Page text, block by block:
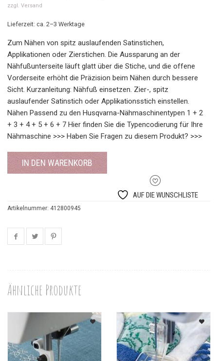
zzgl. Versand
Lieferzeit: ca. 2–3 Werktage
Zum Nähen von spitz auslaufenden Satinstichen,
Applikationen oder Zierstichen. Die Aussparung an der
Nähfußunterseite läuft glatt über die Stiche, und die offene
Vorderseite erhöht die Präzision beim Nähen durch bessere
Sicht. Kurzanleitung: Nähfuß einsetzen. Zier-, spitz
auslaufender Satinstich oder Applikationsstich einstellen.
Nähen Passend zu den Husqvarna-Nähmaschinentypen 1 + 2
+ 3 + 4 + 5 + 6 + 7 Hier finden Sie die Typencodierung für Ihre
Nähmaschine >>> Haben Sie Fragen zu diesem Produkt? >>>
IN DEN WARENKORB
AUF DIE WUNSCHLISTE
Artikelnummer: 412800945
Ähnliche Produkte